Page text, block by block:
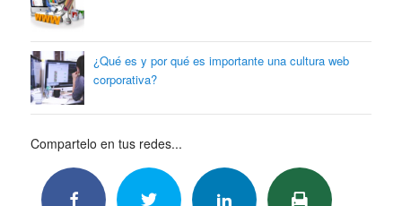
¿Qué es y por qué es importante una cultura web
corporativa?
Compartelo en tus redes...